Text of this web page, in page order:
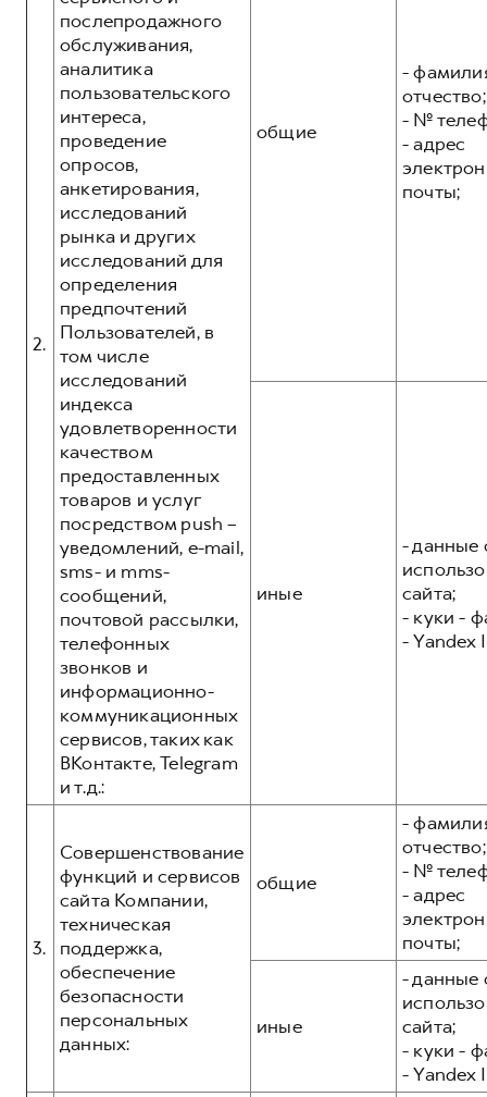
2.
послепродажного
обслуживания,
аналитика
пользовательского
интереса,
проведение
опросов,
анкетирования,
исследований
рынка и других
исследований для
определения
предпочтений
Пользователей, в
том числе
исследований
индекса
удовлетворенности
качеством
предоставленных
товаров и услуг
посредством push –
уведомлений, e-mail,
sms- и mms-
сообщений,
почтовой рассылки,
телефонных
звонков и
информационно-
коммуникационных
сервисов, таких как
ВКонтакте, Telegram
и т.д.:
общие
-
отчество;
- №
- адрес
почты;
иные
- данные
сайта;
- куки -
- Yandex
3.
Совершенствование
функций и сервисов
сайта Компании,
техническая
поддержка,
обеспечение
безопасности
персональных
данных:
общие
-
отчество;
- №
- адрес
почты;
иные
- данные
сайта;
- куки -
- Yandex